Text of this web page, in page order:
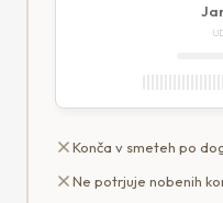
Konča v smeteh po
Ne potrjuje nobenih